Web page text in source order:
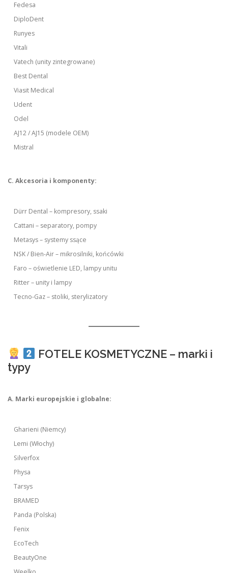
Fedesa
DiploDent
Runyes
Vitali
Vatech (unity zintegrowane)
Best Dental
Viasit Medical
Udent
Odel
AJ12 / AJ15 (modele OEM)
Mistral
C. Akcesoria i komponenty:
Dürr Dental – kompresory, ssaki
Cattani – separatory, pompy
Metasys – systemy ssące
NSK / Bien-Air – mikrosilniki, końcówki
Faro – oświetlenie LED, lampy unitu
Ritter – unity i lampy
Tecno-Gaz – stoliki, sterylizatory
FOTELE KOSMETYCZNE – marki i
typy
A. Marki europejskie i globalne:
Gharieni (Niemcy)
Lemi (Włochy)
Silverfox
Physa
Tarsys
BRAMED
Panda (Polska)
Fenix
EcoTech
BeautyOne